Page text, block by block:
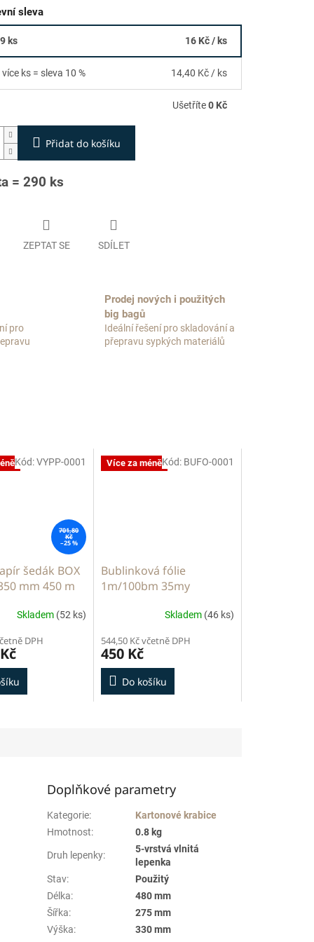
sleva
ks 16 Kč/ ks
ks = sleva 10 % 14,40 Kč / ks
Ušetříte0 Kč
Přidat do košíku
= 290 ks
ZEPTAT SE SDÍLET
pro
Prodej nových i použitých
big bagů
Ideální řešení pro skladování a
přepravu sypkých materiálů
701,80
Kč
–25 %
šedák BOX
mm 450 m
Skladem (52 ks)
DPH
Kód:VYPP-0001 Více za méně
Bublinková fólie
1m/100bm 35my
Skladem (46 ks)
544,50 Kč včetně DPH
450 Kč
Do košíku
Kód: BUFO-0001
Doplňkové parametry
Kategorie:
Kartonové krabice
Hmotnost: 0.8 kg
Druh lepenky:
5-vrstvá vlnitá
lepenka
Stav:
Použitý
Délka:
480 mm
Šířka:
275 mm
Výška:
330 mm